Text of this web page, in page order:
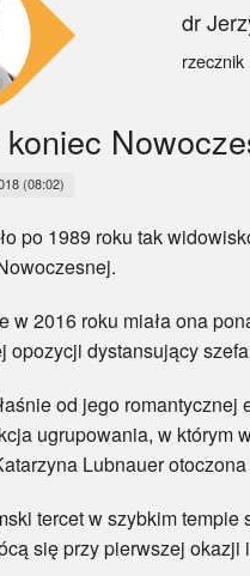
dr
koniec
(08:02)
1989 roku tak
roku miała ona
opozycji dystansujący
od jego romantycznej
ugrupowania, w którym
Lubnauer
w szybkim tempie
się przy pierwszej